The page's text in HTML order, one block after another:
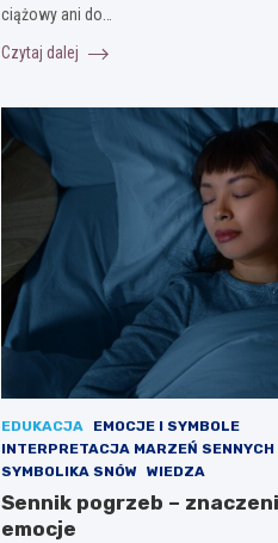
ciążowy ani do…
Czytaj dalej
EDUKACJA
EMOCJE I SYMBOLE
INTERPRETACJA MARZEŃ SENNYCH
SYMBOLIKA SNÓW WIEDZA
Sennik pogrzeb –
emocje